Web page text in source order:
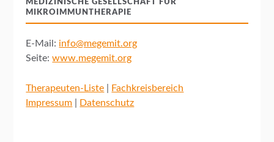
MEDIZINISCHE GESELLSCHAFT FÜR
MIKROIMMUNTHERAPIE
E-Mail: info@megemit.org
Seite:www.megemit.org
Therapeuten-Liste
Fachkreisbereich
Impressum
Datenschutz